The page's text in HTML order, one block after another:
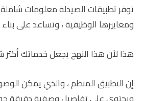
توفر تطبيقات الصيدلة معلومات
ومعاييرها الوظيفية ، وتساعد على بناء
هذا لأن هذا النهج يجعل خدماتك أكثر
إن التطبيق المنظم ، والذي يمكن